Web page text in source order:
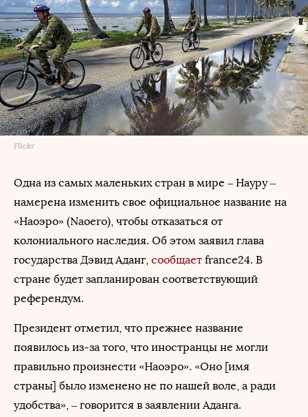
Flickr
Одна из самых маленьких стран в мире – Науру –
намерена изменить свое официальное название на
«Наоэро» (Naoero), чтобы отказаться от
колониального наследия. Об этом заявил глава
государства Дэвид Аданг, сообщает france24. В
стране будет запланирован соответствующий
референдум.
Президент отметил, что прежнее название
появилось из-за того, что иностранцы не могли
правильно произнести «Наоэро». «Оно [имя
страны] было изменено не по нашей воле, а ради
удобства», – говорится в заявлении Аданга.